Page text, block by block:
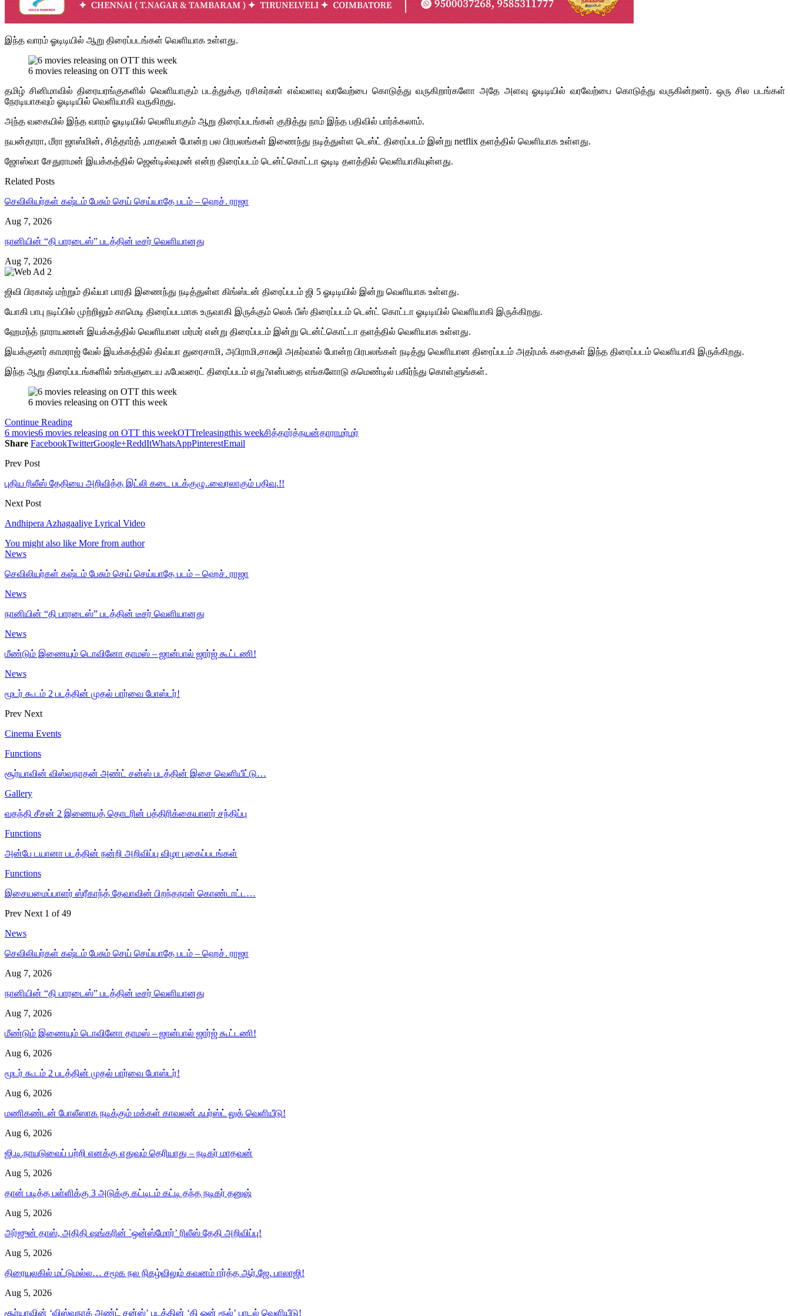
இந்த வாரம் ஓடிடியில் ஆறு திரைப்படங்கள் வெளியாக உள்ளது.
6 movies releasing on OTT this week
தமிழ் சினிமாவில் திரையரங்குகளில் வெளியாகும் படத்துக்கு ரசிகர்கள் எவ்வளவு வரவேற்பை கொடுத்து வருகிறார்களோ அதே அளவு ஓடிடியில் வரவேற்பை கொடுத்து வருகின்றனர். ஒரு சில படங்கள்
நேரடியாகவும் ஓடிடியில் வெளியாகி வருகிறது.
அந்த வகையில் இந்த வாரம் ஓடிடியில் வெளியாகும் ஆறு திரைப்படங்கள் குறித்து நாம் இந்த பதிவில் பார்க்கலாம்.
நயன்தாரா, மீரா ஜாஸ்மின், சித்தார்த் ,மாதவன் போன்ற பல பிரபலங்கள் இணைந்து நடித்துள்ள டெஸ்ட் திரைப்படம் இன்று netflix தளத்தில் வெளியாக உள்ளது.
ஜோஸ்வா சேதுராமன் இயக்கத்தில் ஜென்டில்வுமன் என்ற திரைப்படம் டென்ட்கொட்டா ஒடிடி தளத்தில் வெளியாகியுள்ளது.
Related Posts
செவிலியர்கள் கஷ்டம் பேசும் செய் செய்யாதே படம் – ஹெச். ராஜா
Aug 7, 2026
நானியின் “தி பாரடைஸ்” படத்தின் டீசர் வெளியானது
Aug 7, 2026
ஜிவி பிரகாஷ் மற்றும் திவ்யா பாரதி இணைந்து நடித்துள்ள கிங்ஸ்டன் திரைப்படம் ஜி 5 ஓடிடியில் இன்று வெளியாக உள்ளது.
யோகி பாபு நடிப்பில் முற்றிலும் காமெடி திரைப்படமாக உருவாகி இருக்கும் லெக் பீஸ் திரைப்படம் டென்ட் கொட்டா ஓடிடியில் வெளியாகி இருக்கிறது.
ஹேமந்த் நாராயணன் இயக்கத்தில் வெளியான மர்மர் என்று திரைப்படம் இன்று டென்ட்கொட்டா தளத்தில் வெளியாக உள்ளது.
இயக்குனர் காமராஜ் வேல் இயக்கத்தில் திவ்யா துரைசாமி, அபிராமி,சாக்ஷி அகர்வால் போன்ற பிரபலங்கள் நடித்து வெளியான திரைப்படம் அதர்மக் கதைகள் இந்த திரைப்படம் வெளியாகி இருக்கிறது.
இந்த ஆறு திரைப்படங்களில் உங்களுடைய ஃபேவரைட் திரைப்படம் எது?என்பதை எங்களோடு கமெண்டில் பகிர்ந்து கொள்ளுங்கள்.
6 movies releasing on OTT this week
Continue Reading
6 movies6 movies releasing on OTT this weekOTTreleasingthis weekசித்தார்த்நயன்தாராமர்மர்
Share FacebookTwitterGoogle+ReddItWhatsAppPinterestEmail
Prev Post
புதிய ரிலீஸ் தேதியை அறிவித்த இட்லி கடை படக்குழு..வைரலாகும் பதிவு.!!
Next Post
Andhipera Azhagaaliye Lyrical Video
You might also like More from author
News
செவிலியர்கள் கஷ்டம் பேசும் செய் செய்யாதே படம் – ஹெச். ராஜா
News
நானியின் “தி பாரடைஸ்” படத்தின் டீசர் வெளியானது
News
மீண்டும் இணையும் டொவினோ தாமஸ் – ஜான்பால் ஜார்ஜ் கூட்டணி!
News
மூடர் கூடம் 2 படத்தின் முதல் பார்வை போஸ்டர்!
Prev Next
Cinema Events
Functions
சூர்யாவின் விஸ்வநாதன் அண்ட் சன்ஸ் படத்தின் இசை வெளியீட்டு…
Gallery
வதந்தி சீசன் 2 இணையத் தொடரின் பத்திரிக்கையாளர் சந்திப்பு
Functions
அன்பே டயானா படத்தின் நன்றி அறிவிப்பு விழா புகைப்படங்கள்
Functions
இசையமைப்பாளர் ஸ்ரீகாந்த் தேவாவின் பிறந்தநாள் கொண்டாட்ட…
Prev Next 1 of 49
News
செவிலியர்கள் கஷ்டம் பேசும் செய் செய்யாதே படம் – ஹெச். ராஜா
Aug 7, 2026
நானியின் “தி பாரடைஸ்” படத்தின் டீசர் வெளியானது
Aug 7, 2026
மீண்டும் இணையும் டொவினோ தாமஸ் – ஜான்பால் ஜார்ஜ் கூட்டணி!
Aug 6, 2026
மூடர் கூடம் 2 படத்தின் முதல் பார்வை போஸ்டர்!
Aug 6, 2026
மணிகண்டன் போலீஸாக நடிக்கும் மக்கள் காவலன் ஃபர்ஸ்ட் லுக் வெளியீடு!
Aug 6, 2026
ஜி.டி.நாயுடுவைப் பற்றி எனக்கு எதுவும் தெரியாது – நடிகர் மாதவன்
Aug 5, 2026
தான் படித்த பள்ளிக்கு 3 அடுக்கு கட்டிடம் கட்டி தந்த நடிகர் தனுஷ்
Aug 5, 2026
அர்ஜுன் தாஸ், அதிதி ஷங்கரின் `ஒன்ஸ்மோர்’ ரிலீஸ் தேதி அறிவிப்பு!
Aug 5, 2026
திரையுலகில் மட்டுமல்ல… சமூக நல நிகழ்விலும் கவனம் ஈர்த்த ஆர்.ஜே. பாலாஜி!
Aug 5, 2026
சூர்யாவின் ‘விஸ்வநாத் அண்ட் சன்ஸ்’ படத்தின் ‘தி ஒன் ரூல்’ பாடல் வெளியீடு!